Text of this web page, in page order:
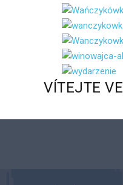
VÍTEJTE VE